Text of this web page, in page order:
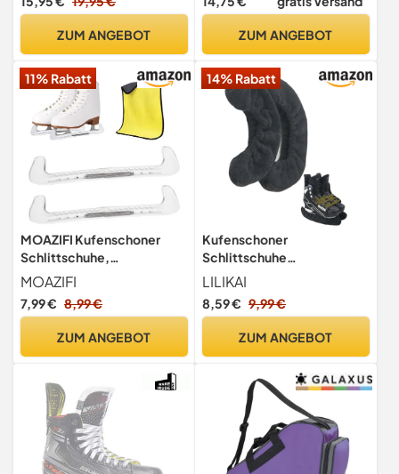
ZUM ANGEBOT
verstellbare Schlittschuhe
ZUM ANGEBOT
11% Rabatt
MOAZIFI Kufenschoner
Schlittschuhe,
Kufenschoner, Sport
Hockey Blade Guards,
Schlittschuh Schoner,
Schlittschuh Kufenschoner,
MOAZIFI
7,99 € 8,99 €
ZUM ANGEBOT
14% Rabatt
Kufenschoner
Schlittschuhe
Schoner,Schlittschuh
Schoner,Kufenschutz
Zubehör
LILIKAI
8,59 € 9,99 €
ZUM ANGEBOT